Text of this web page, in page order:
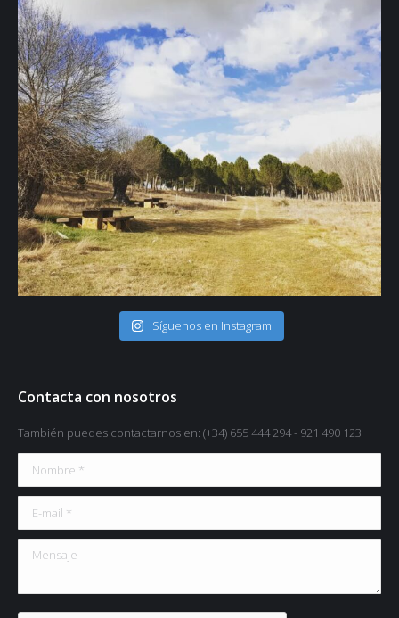
#naturalezaviva #naturaleza #descanso #relax #paisajes" aria-
Síguenos en Instagram
Contacta con nosotros
También puedes contactarnos en: (+34) 655 444 294 - 921 490 123
Nombre *
E-mail *
Mensaje